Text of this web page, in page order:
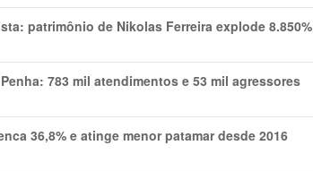
patrimônio de Nikolas Ferreira explode 8.850%
783 mil atendimentos e 53 mil agressores
36,8% e atinge menor patamar desde 2016